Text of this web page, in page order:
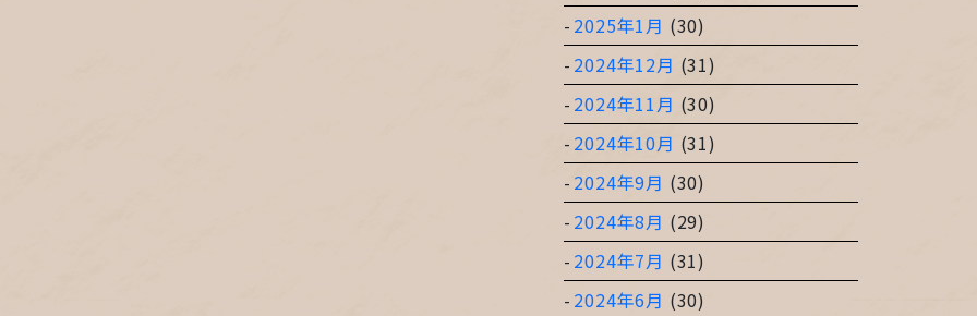
2025年1月 (30)
2024年12月 (31)
2024年11月 (30)
2024年10月 (31)
2024年9月 (30)
2024年8月 (29)
2024年7月 (31)
2024年6月 (30)